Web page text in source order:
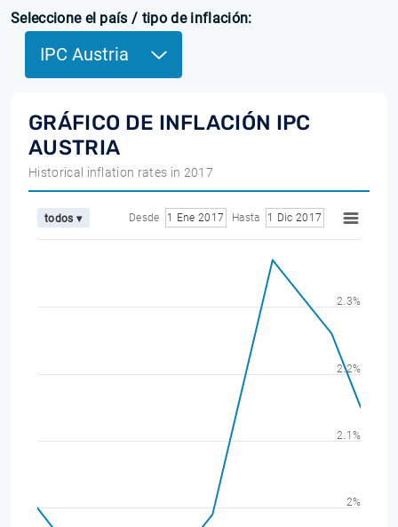
Seleccione el país / tipo de inflación:
IPC Austria
GRÁFICO DE INFLACIÓN IPC
AUSTRIA
Historical inflation rates in 2017
todos ▾ Desde 1 Ene 2017 Hasta 1 Dic 2017
2%
2.1%
2.2%
2.3%